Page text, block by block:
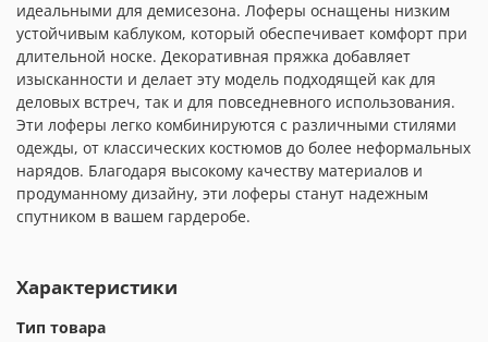
идеальными для демисезона. Лоферы оснащены низким
устойчивым каблуком, который обеспечивает комфорт при
длительной носке. Декоративная пряжка добавляет
изысканности и делает эту модель подходящей как для
деловых встреч, так и для повседневного использования.
Эти лоферы легко комбинируются с различными стилями
одежды, от классических костюмов до более неформальных
нарядов. Благодаря высокому качеству материалов и
продуманному дизайну, эти лоферы станут надежным
спутником в вашем гардеробе.
Характеристики
Тип товара